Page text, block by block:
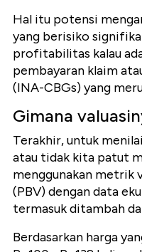
Hal itu potensi
yang berisiko
profitabilitas kalau
pembayaran klaim
(INA-CBGs) yang
Gimana
Terakhir, untuk
atau tidak kita patut
menggunakan metrik
(PBV) dengan data
termasuk ditambah
Berdasarkan harga